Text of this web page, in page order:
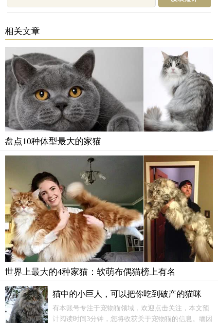
相关文章
盘点10种体型最大的家猫
世界上最大的4种家猫：软萌布偶猫榜上有名
猫中的小巨人，可以把你吃到破产的猫咪
有本账号专注于宠物猫领域，欢迎点击关注，本文预
计阅读时间3分钟，您将收获关于宠物猫的信息。缅因